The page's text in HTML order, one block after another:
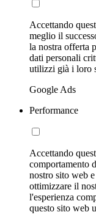
Accettando
meglio il
la nostra offerta
dati personali
utilizzi già i loro
Google Ads
Performance
Accettando
comportamento
nostro sito web
ottimizzare il
l'esperienza
questo sito web